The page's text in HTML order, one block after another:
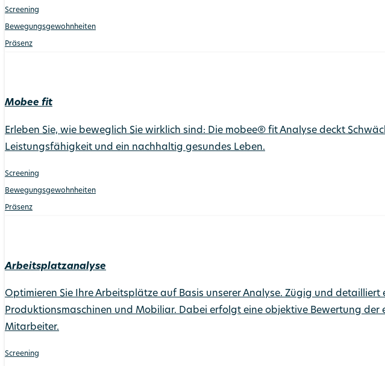
Screening
Bewegungs­gewohnheiten
Präsenz
Mobee fit
Erleben Sie, wie beweglich Sie wirklich sind: Die mobee® fit Analyse deckt
Leistungsfähigkeit und ein nachhaltig gesundes Leben.
Screening
Bewegungs­gewohnheiten
Präsenz
Arbeitsplatzanalyse
Optimieren Sie Ihre Arbeitsplätze auf Basis unserer Analyse. Zügig und
Produktionsmaschinen und Mobiliar. Dabei erfolgt eine objektive Bewertung
Mitarbeiter.
Screening